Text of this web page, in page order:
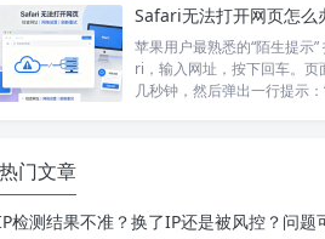
苹果用户最熟悉的“陌生提示”
ri，输入网址，按下回车。页
几秒钟，然后弹出一行提示：
热门文章
检测结果不准？换了IP还是被风控？问题可能出在检